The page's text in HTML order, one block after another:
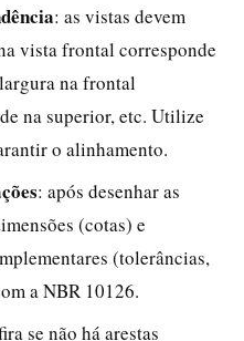
: as vistas devem
vista frontal corresponde
na frontal
na superior, etc. Utilize
o alinhamento.
: após desenhar as
(cotas) e
(tolerâncias,
a NBR 10126.
se não há arestas